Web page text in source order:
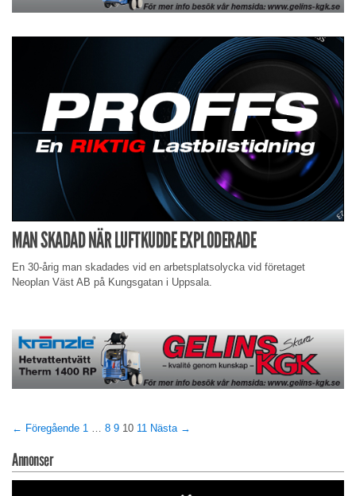
MAN SKADAD NÄR LUFTKUDDE EXPLODERADE
En 30-årig man skadades vid en arbetsplatsolycka vid företaget
Neoplan Väst AB på Kungsgatan i Uppsala.
← Föregående 1 … 8 9 10 11 Nästa →
Annonser